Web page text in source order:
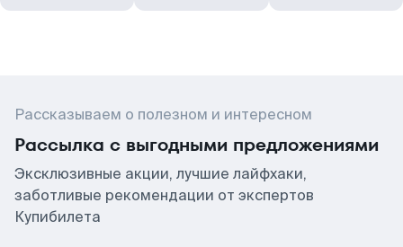
Рассказываем о полезном и интересном
Рассылка с выгодными предложениями
Эксклюзивные акции, лучшие лайфхаки,
заботливые рекомендации от экспертов
Купибилета